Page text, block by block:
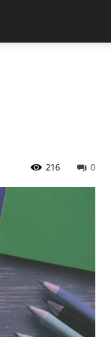
0
216